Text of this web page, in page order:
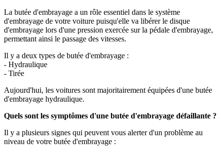
La butée d'embrayage a un rôle essentiel dans le système
d'embrayage de votre voiture puisqu'elle va libérer le disque
d'embrayage lors d'une pression exercée sur la pédale d'embrayage,
permettant ainsi le passage des vitesses.
Il y a deux types de butée d'embrayage :
- Hydraulique
- Tirée
Aujourd'hui, les voitures sont majoritairement équipées d'une butée
d'embrayage hydraulique.
Quels sont les symptômes d'une butée d'embrayage défaillante ?
Il y a plusieurs signes qui peuvent vous alerter d'un problème au
niveau de votre butée d'embrayage :